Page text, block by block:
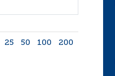
25 50 100 200